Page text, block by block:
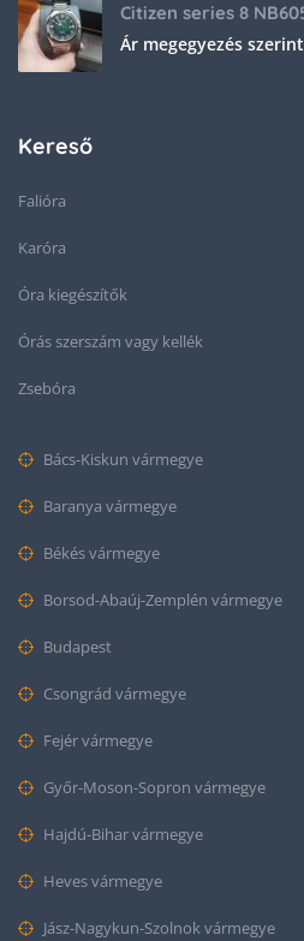
Ár megegyezés szerint
Kereső
Falióra
Karóra
Óra kiegészítők
Órás szerszám vagy kellék
Zsebóra
Bács-Kiskun vármegye
Baranya vármegye
Békés vármegye
Borsod-Abaúj-Zemplén vármegye
Budapest
Csongrád vármegye
Fejér vármegye
Győr-Moson-Sopron vármegye
Hajdú-Bihar vármegye
Heves vármegye
Jász-Nagykun-Szolnok vármegye